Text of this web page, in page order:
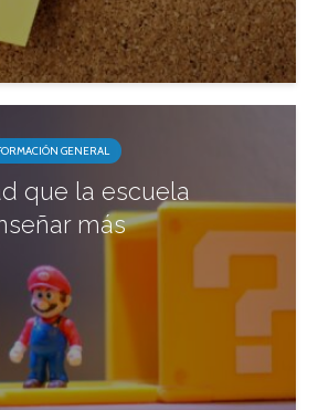
GENERAL
que la escuela
más